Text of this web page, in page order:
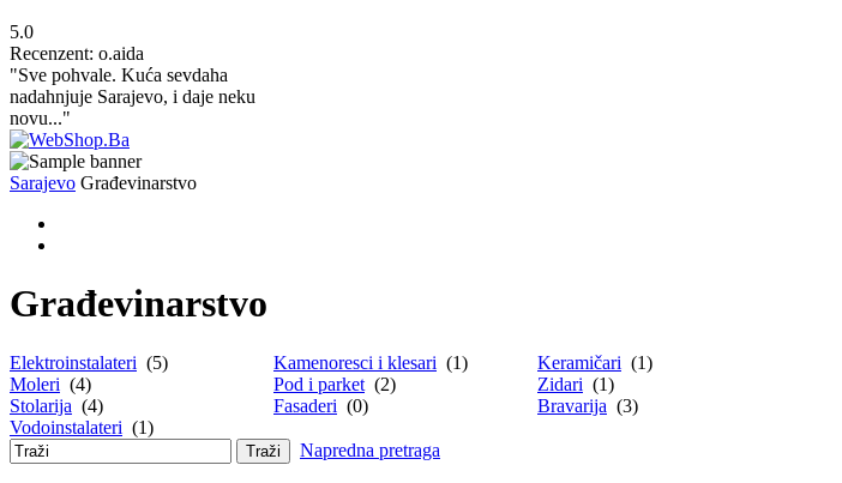
5.0
Recenzent: o.aida
"Sve pohvale. Kuća sevdaha
nadahnjuje Sarajevo, i daje neku
novu..."
Sarajevo Građevinarstvo
Građevinarstvo
Elektroinstalateri (5) Kamenoresci i klesari (1) Keramičari (1)
Moleri (4) Pod i parket (2) Zidari (1)
Stolarija (4) Fasaderi (0) Bravarija (3)
Vodoinstalateri (1)
Traži Napredna pretraga